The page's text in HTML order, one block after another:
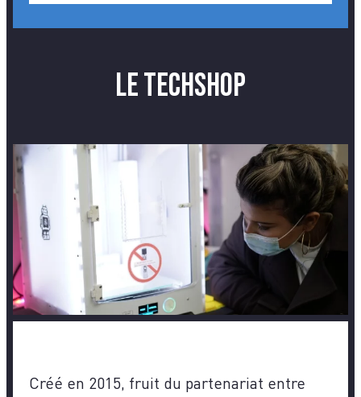
Le techshop
Créé en 2015, fruit du partenariat entre